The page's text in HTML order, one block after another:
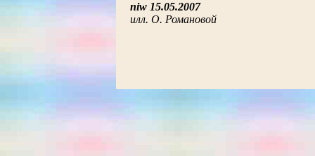
niw 15.05.2007
илл. О. Романовой